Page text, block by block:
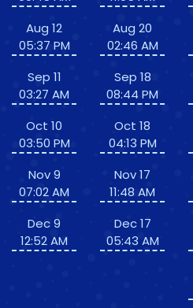
Aug 12
05:37 PM
Sep 11
03:27 AM
Oct 10
03:50 PM
Nov 9
07:02 AM
Dec 9
12:52 AM
Aug 20
02:46 AM
Sep 18
08:44 PM
Oct 18
04:13 PM
Nov 17
11:48 AM
Dec 17
05:43 AM